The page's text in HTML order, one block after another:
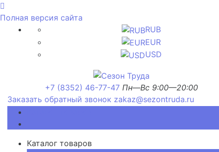
Полная версия сайта
RUB
EUR
USD
+7 (8352) 46-77-47 Пн—Вс 9:00—20:00
Заказать обратный звонок zakaz@sezontruda.ru
Каталог товаров